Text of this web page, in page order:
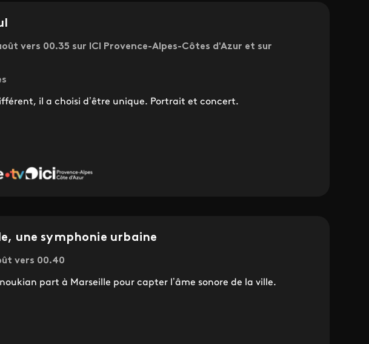
vers 00.35 sur ICI Provence-Alpes-Côtes d'Azur et sur
il a choisi d’être unique. Portrait et concert.
une symphonie urbaine
vers 00.40
part à Marseille pour capter l’âme sonore de la ville.